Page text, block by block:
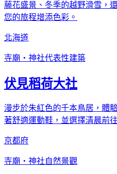
藤花盛景、冬季的越野滑雪，
您的旅程增添色彩。
北海道
寺廟・神社代表性建築
伏見稻荷大社
漫步於朱紅色的千本鳥居，體
著舒適運動鞋，並選擇清晨前
京都府
寺廟・神社自然景觀